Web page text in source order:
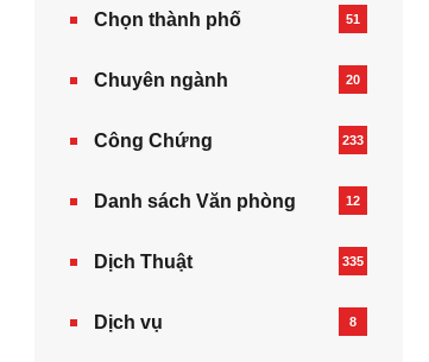
Chọn thành phố 51
Chuyên ngành 20
Công Chứng 233
Danh sách Văn phòng 12
Dịch Thuật 335
Dịch vụ 8